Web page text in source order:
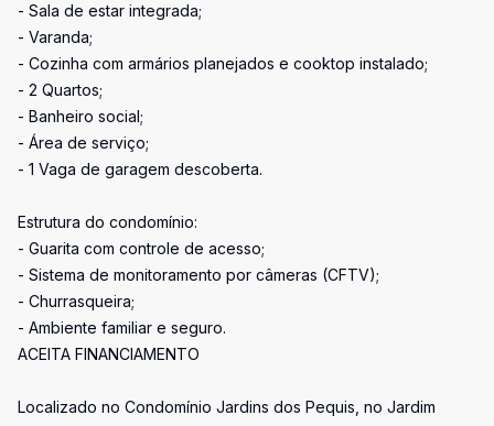
- Sala de estar integrada;
- Varanda;
- Cozinha com armários planejados e cooktop instalado;
- 2 Quartos;
- Banheiro social;
- Área de serviço;
- 1 Vaga de garagem descoberta.
Estrutura do condomínio:
- Guarita com controle de acesso;
- Sistema de monitoramento por câmeras (CFTV);
- Churrasqueira;
- Ambiente familiar e seguro.
ACEITA FINANCIAMENTO
Localizado no Condomínio Jardins dos Pequis, no Jardim